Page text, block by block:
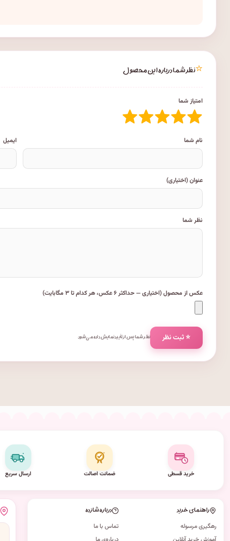
⭐نظر شما درباره این محصول
امتیاز شما
نام شما ایمیل
عنوان (اختیاری)
نظر شما
عکس از محصول (اختیاری — حداکثر ۶ عکس، هر کدام تا ۳ مگابایت)
⭐ ثبت نظر نظر شما پس از تأیید نمایش داده می‌شود.
خرید قسطی ضمانت اصالت ارسال سریع
راهنمای خرید
رهگیری مرسوله
درباره شازده
تماس با ما